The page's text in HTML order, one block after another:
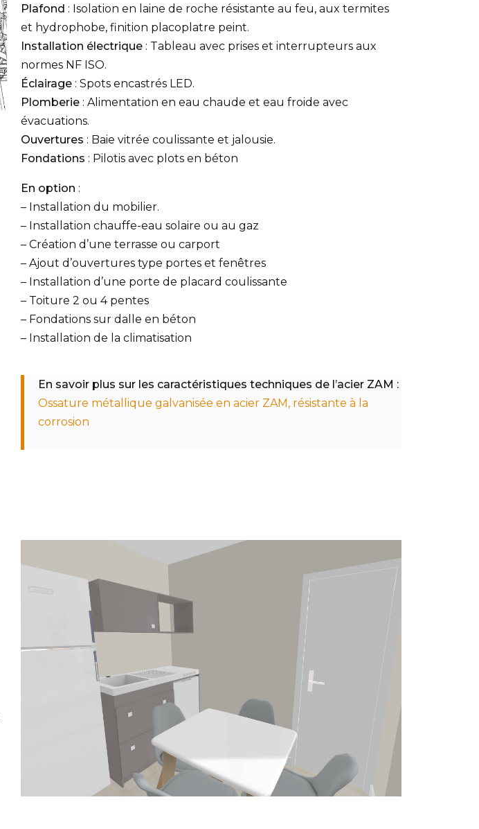
Plafond : Isolation en laine de roche résistante au feu, aux termites
et hydrophobe, finition placoplatre peint.
Installation électrique : Tableau avec prises et interrupteurs aux
normes NF ISO.
Éclairage : Spots encastrés LED.
Plomberie : Alimentation en eau chaude et eau froide avec
évacuations.
Ouvertures : Baie vitrée coulissante et jalousie.
Fondations : Pilotis avec plots en béton
En option :
– Installation du mobilier.
– Installation chauffe-eau solaire ou au gaz
– Création d’une terrasse ou carport
– Ajout d’ouvertures type portes et fenêtres
– Installation d’une porte de placard coulissante
– Toiture 2 ou 4 pentes
– Fondations sur dalle en béton
– Installation de la climatisation
En savoir plus sur les caractéristiques techniques de l’acier ZAM :
Ossature métallique galvanisée en acier ZAM, résistante à la
corrosion